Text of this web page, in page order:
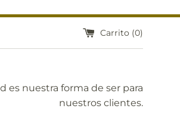
Carrito (0)
es nuestra forma de ser para
nuestros clientes.